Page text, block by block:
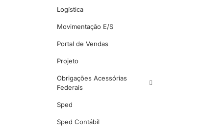
Logística
Movimentação E/S
Portal de Vendas
Projeto
Obrigações Acessórias
Federais
Sped
Sped Contábil